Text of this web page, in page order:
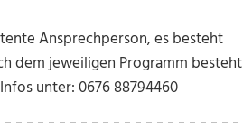
Ansprechperson, es besteht
dem jeweiligen Programm besteht
unter: 0676 88794460